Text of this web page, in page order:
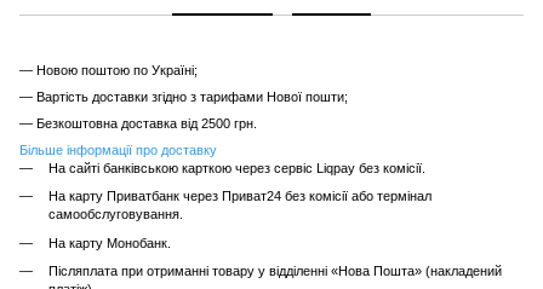
— Новою поштою по Україні;
— Вартість доставки згідно з тарифами Нової пошти;
— Безкоштовна доставка від 2500 грн.
Більше інформації про доставку
На сайті банківською карткою через сервіс Liqpay без комісії.
На карту Приватбанк через Приват24 без комісії або термінал
самообслуговування.
На карту Монобанк.
Післяплата при отриманні товару у відділенні «Нова Пошта» (накладений